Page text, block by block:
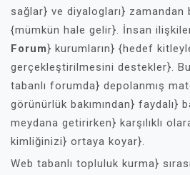
sağlar} ve diyalogları} zamandan
{mümkün hale gelir}. İnsan
Forum} kurumların} {hedef
gerçekleştirilmesini destekler}.
tabanlı forumda} depolanmış
görünürlük bakımından} faydalı}
meydana getirirken} karşılıklı
kimliğinizi} ortaya koyar}.
Web tabanlı topluluk kurma}